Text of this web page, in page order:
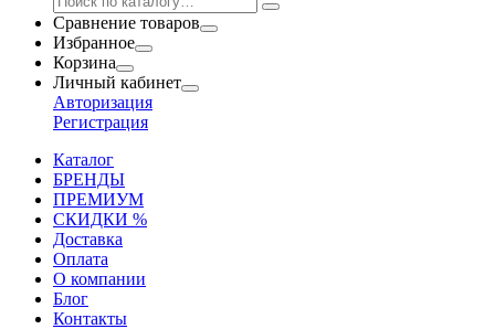
Сравнение товаров
Избранное
Корзина
Личный кабинет
Авторизация
Регистрация
Каталог
БРЕНДЫ
ПРЕМИУМ
СКИДКИ %
Доставка
Оплата
О компании
Блог
Контакты